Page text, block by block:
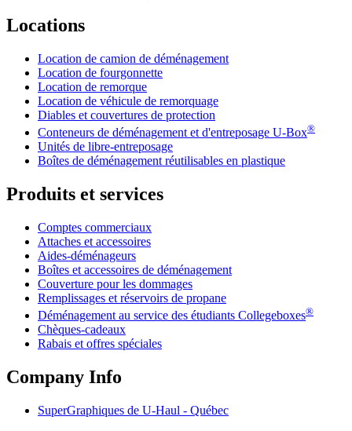
Locations
Location de camion de déménagement
Location de fourgonnette
Location de remorque
Location de véhicule de remorquage
Diables et couvertures de protection
Conteneurs de déménagement et d'entreposage U-Box®
Unités de libre-entreposage
Boîtes de déménagement réutilisables en plastique
Produits et services
Comptes commerciaux
Attaches et accessoires
Aides-déménageurs
Boîtes et accessoires de déménagement
Couverture pour les dommages
Remplissages et réservoirs de propane
Déménagement au service des étudiants Collegeboxes®
Chèques-cadeaux
Rabais et offres spéciales
Company Info
SuperGraphiques de U-Haul - Québec